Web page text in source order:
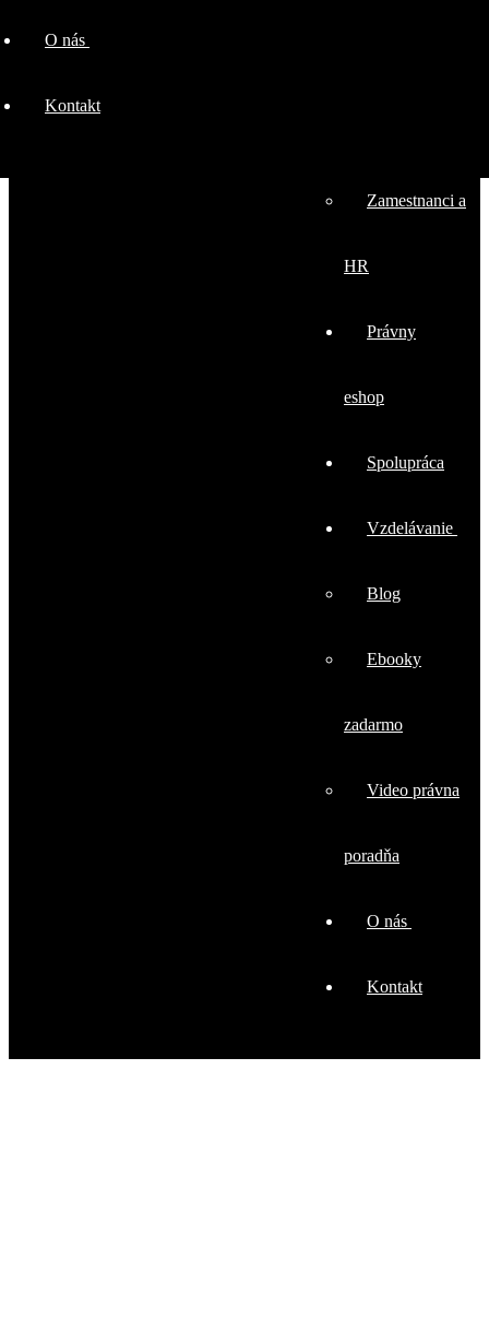
Zamestnanci a
HR
Právny
eshop
Spolupráca
Vzdelávanie
Blog
Ebooky
zadarmo
Video právna
poradňa
O nás
Kontakt
O nás
Kontakt